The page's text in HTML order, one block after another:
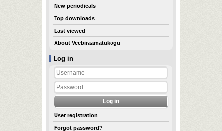
Log in
User registration
Forgot password?
New periodicals
Top downloads
Last viewed
About Veebiraamatukogu